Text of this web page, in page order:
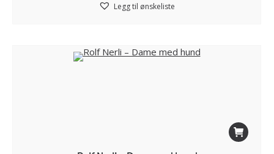
Legg til ønskeliste